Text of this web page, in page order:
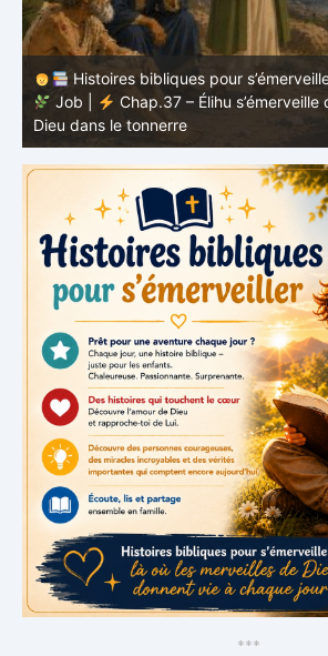
Histoires bibliques pour
Job |
Chap.36 – Élihu continue
grandeur de Dieu
***